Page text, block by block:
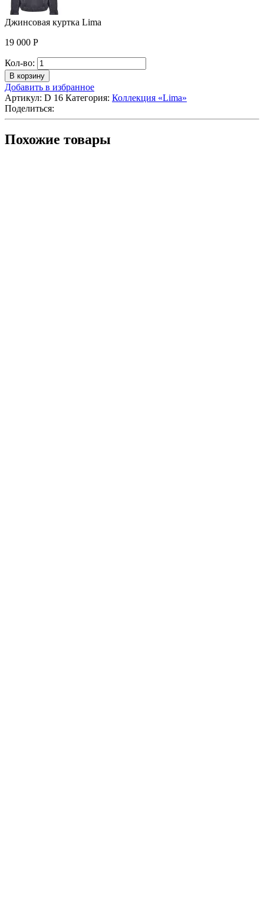
Джинсовая куртка Lima
19 000 Р
Кол-во: Количество
Джинсовая
куртка
Lima
В корзину
Добавить в избранное
Артикул: D 16 Категория: Коллекция «Lima»
Поделиться:
Похожие товары